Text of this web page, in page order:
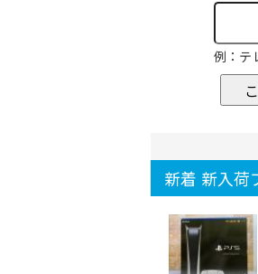
例：テ
新着 新入荷